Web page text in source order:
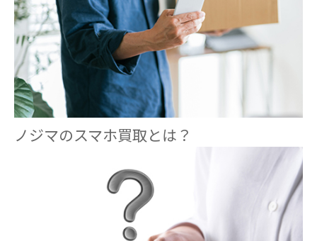
ノジマのスマホ買取とは？